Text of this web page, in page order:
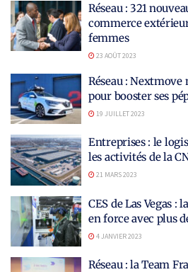
Réseau : 321
commerce
femmes
23 AOÛT 2023
Réseau :
pour booster ses
19 JUILLET 2023
Entreprises : le
les activités de la
21 MARS 2023
CES de Las Vegas :
en force avec plus
4 JANVIER 2023
Réseau : la Team